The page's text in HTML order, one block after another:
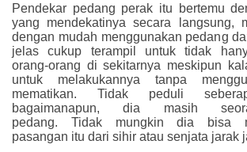
Pendekar pedang perak itu bertemu
yang mendekatinya secara langsung,
dengan mudah menggunakan pedang
jelas cukup terampil untuk tidak
orang-orang di sekitarnya meskipun
untuk melakukannya tanpa
mematikan. Tidak peduli
bagaimanapun, dia masih
pedang. Tidak mungkin dia bisa
pasangan itu dari sihir atau senjata jarak